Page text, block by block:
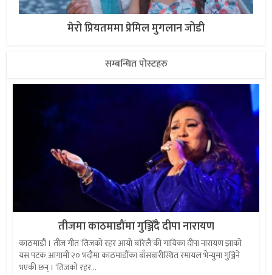
मेरो प्रियतममा प्रेमिल मुगलान जोडी
सम्बन्धित पोस्टहरु
तीजमा काठमाडौंमा गुञ्जिँदै दीपा नारायण
काठमाडौं । तीज गीत ‘तिजको रहर आयो बरिलै‘की गायिका दीपा नारायण झाको
यस पटक आगामी २० भदौमा काठमाडौँका बाँसबारीस्थित रमायल भेन्युमा गुञ्जिने
भएकी छन् । ‘तिजको रहर...